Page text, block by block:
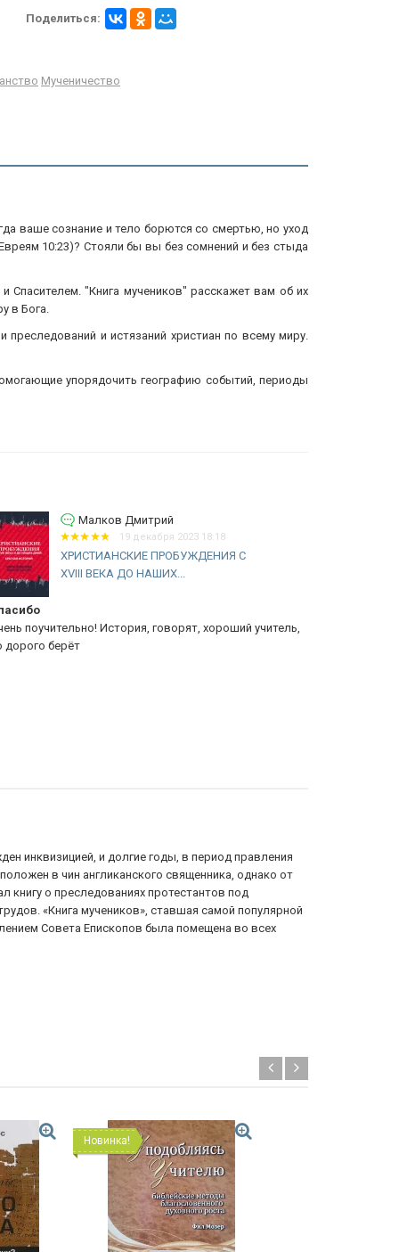
Поделиться:
Мученичество
ваше сознание и тело борются со смертью, но уход
10:23)? Стояли бы вы без сомнений и без стыда
"Книга мучеников" расскажет вам об их
в Бога.
и истязаний христиан по всему миру.
упорядочить географию событий, периоды
Малков Дмитрий
19 декабря 2023 18:18
ХРИСТИАНСКИЕ ПРОБУЖДЕНИЯ С
XVIII ВЕКА ДО НАШИХ...
поучительно! История, говорят, хороший учитель,
дорого берёт
инквизицией, и долгие годы, в период правления
в чин англиканского священника, однако от
книгу о преследованиях протестантов под
«Книга мучеников», ставшая самой популярной
Совета Епископов была помещена во всех
Новинка!